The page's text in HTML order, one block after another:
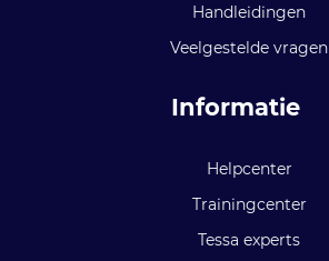
Handleidingen
Veelgestelde vragen
Informatie
Helpcenter
Trainingcenter
Tessa experts